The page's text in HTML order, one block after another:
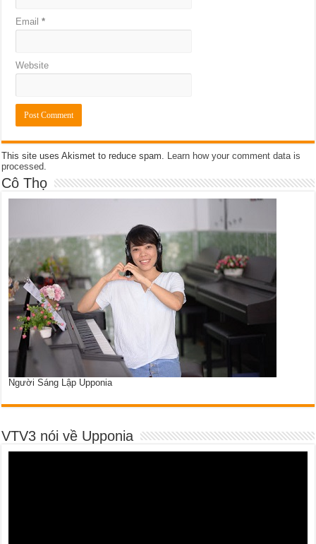
Email*
Website
This site uses Akismet to reduce spam.
Learn how your comment data is
processed
Cô Thọ
Người Sáng Lập Upponia
VTV3 nói về Upponia